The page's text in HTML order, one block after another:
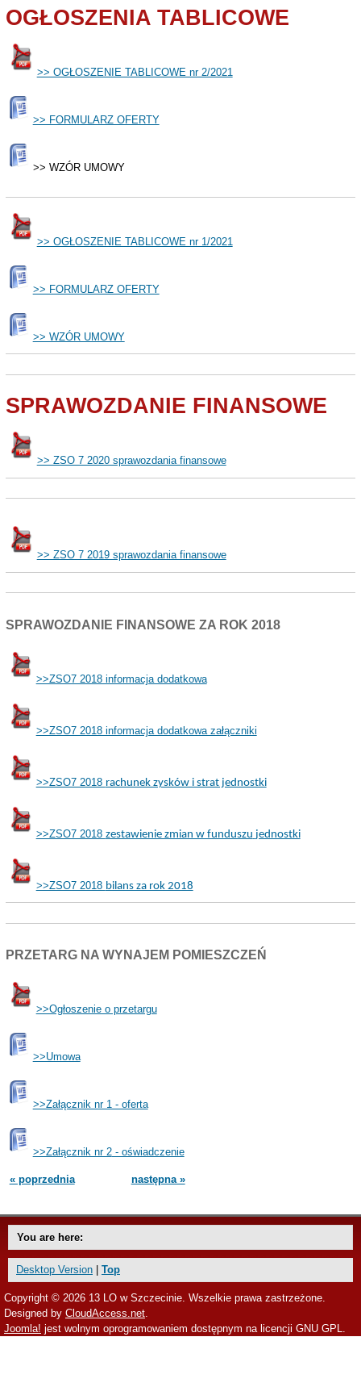
OGŁOSZENIA TABLICOWE
>> OGŁOSZENIE TABLICOWE nr 2/2021
>> FORMULARZ OFERTY
>> WZÓR UMOWY
>> OGŁOSZENIE TABLICOWE nr 1/2021
>> FORMULARZ OFERTY
>> WZÓR UMOWY
SPRAWOZDANIE FINANSOWE
>> ZSO 7 2020 sprawozdania finansowe
>> ZSO 7 2019 sprawozdania finansowe
SPRAWOZDANIE FINANSOWE ZA ROK 2018
>>ZSO7 2018 informacja dodatkowa
>>ZSO7 2018 informacja dodatkowa załączniki
>>ZSO7 2018 rachunek zysków i strat jednostki
>>ZSO7 2018 zestawienie zmian w funduszu jednostki
>>ZSO7 2018 bilans za rok 2018
PRZETARG NA WYNAJEM POMIESZCZEŃ
>>Ogłoszenie o przetargu
>>Umowa
>>Załącznik nr 1 - oferta
>>Załącznik nr 2- oświadczenie
« poprzednia następna »
You are here:
Desktop Version Top
Copyright © 2026 13 LO w Szczecinie. Wszelkie prawa zastrzeżone.
Designed by CloudAccess.net.
Joomla! jest wolnym oprogramowaniem dostępnym na licencji GNU GPL.